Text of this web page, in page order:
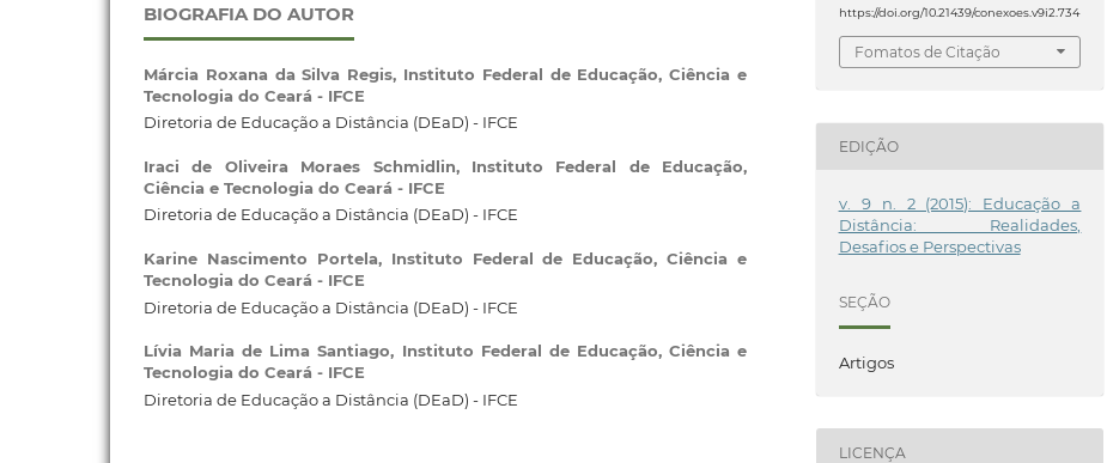
BIOGRAFIA DO AUTOR
Márcia Roxana da Silva Regis, Instituto Federal de Educação, Ciência e
Tecnologia do Ceará - IFCE
Diretoria de Educação a Distância (DEaD) - IFCE
Iraci de Oliveira Moraes Schmidlin, Instituto Federal de Educação,
Ciência e Tecnologia do Ceará - IFCE
Diretoria de Educação a Distância (DEaD) - IFCE
Karine Nascimento Portela, Instituto Federal de Educação, Ciência e
Tecnologia do Ceará - IFCE
Diretoria de Educação a Distância (DEaD) - IFCE
Lívia Maria de Lima Santiago, Instituto Federal de Educação, Ciência e
Tecnologia do Ceará - IFCE
Diretoria de Educação a Distância (DEaD) - IFCE
https://doi.org/10.21439/conexoes.v9i2.734
Fomatos de Citação
EDIÇÃO
v. 9 n. 2 (2015): Educação a
Distância: Realidades,
Desafios e Perspectivas
SEÇÃO
Artigos
LICENÇA